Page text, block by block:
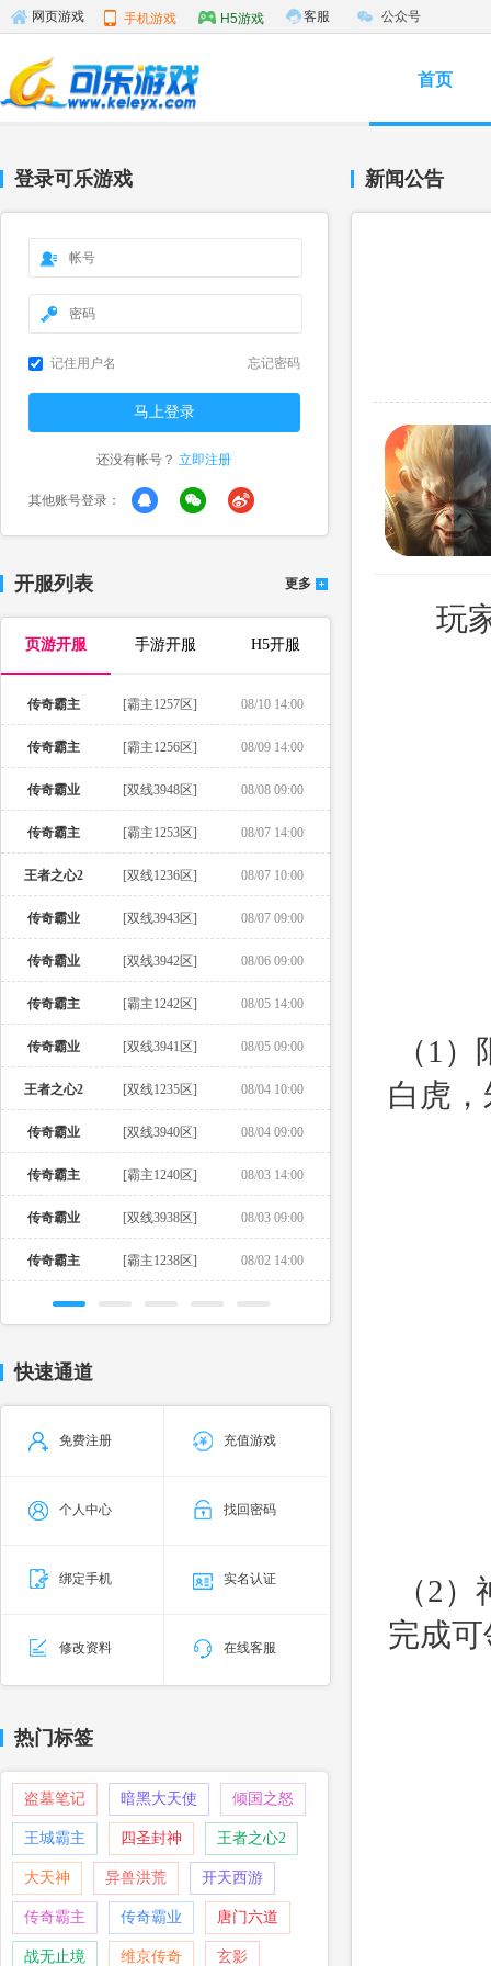
网页游戏 手机游戏 H5游戏 客服 公众号
首页
登录可乐游戏
记住用户名 忘记密码
还没有帐号？ 立即注册
其他账号登录：
开服列表 更多
页游开服 手游开服 H5开服
传奇霸主 [霸主1257区] 08/10 14:00
传奇霸主 [霸主1256区] 08/09 14:00
传奇霸业 [双线3948区] 08/08 09:00
传奇霸主 [霸主1253区] 08/07 14:00
王者之心2 [双线1236区] 08/07 10:00
传奇霸业 [双线3943区] 08/07 09:00
传奇霸业 [双线3942区] 08/06 09:00
传奇霸主 [霸主1242区] 08/05 14:00
传奇霸业 [双线3941区] 08/05 09:00
王者之心2 [双线1235区] 08/04 10:00
传奇霸业 [双线3940区] 08/04 09:00
传奇霸主 [霸主1240区] 08/03 14:00
传奇霸业 [双线3938区] 08/03 09:00
传奇霸主 [霸主1238区] 08/02 14:00
快速通道
免费注册 充值游戏
个人中心 找回密码
绑定手机 实名认证
修改资料 在线客服
热门标签
盗墓笔记 暗黑大天使 倾国之怒
王城霸主 四圣封神 王者之心2
大天神 异兽洪荒 开天西游
传奇霸主 传奇霸业 唐门六道
战无止境 维京传奇 玄影
新闻公告
玩
（1
白虎
（2
完成